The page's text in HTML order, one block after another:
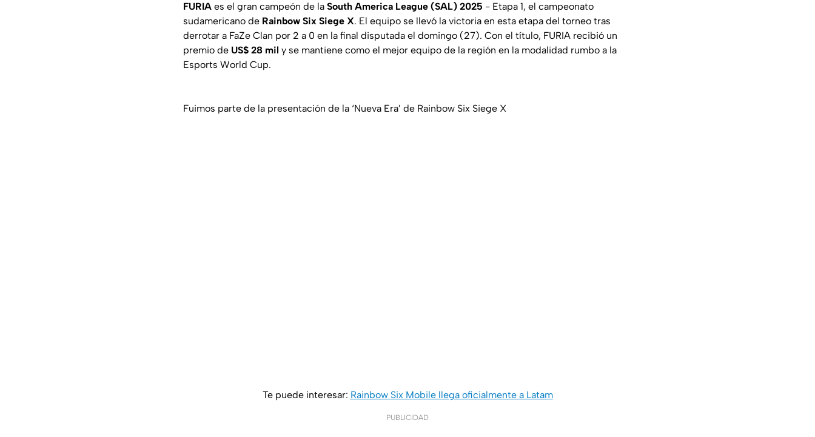
FURIA es el gran campeón de la South America League (SAL) 2025 - Etapa 1, el campeonato
sudamericano de Rainbow Six Siege X. El equipo se llevó la victoria en esta etapa del torneo tras
derrotar a FaZe Clan por 2 a 0 en la final disputada el domingo (27). Con el título, FURIA recibió un
premio de US$ 28 mil y se mantiene como el mejor equipo de la región en la modalidad rumbo a la
Esports World Cup.
Fuimos parte de la presentación de la ‘Nueva Era’ de Rainbow Six Siege X
Te puede interesar: Rainbow Six Mobile llega oficialmente a Latam
PUBLICIDAD